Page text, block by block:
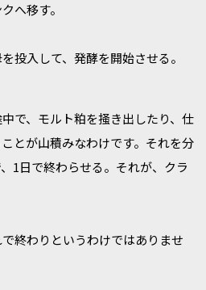
へ移す。
投入して、発酵を開始させる。
で、モルト粕を掻き出したり、仕
とが山積みなわけです。それを分
1日で終わらせる。それが、クラ
終わりというわけではありませ